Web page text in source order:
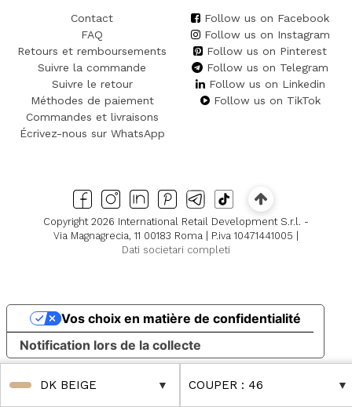
DK BEIGE COUPER : 46
Contact
FAQ
Retours et remboursements
Suivre la commande
Suivre le retour
Méthodes de paiement
Commandes et livraisons
Écrivez-nous sur WhatsApp
Follow us on Facebook
Follow us on Instagram
Follow us on Pinterest
Follow us on Telegram
Follow us on Linkedin
Follow us on TikTok
Copyright 2026 International Retail Development S.r.l. -
Via Magnagrecia, 11 00183 Roma | P.iva 10471441005 |
Dati societari completi
Notification lors de la collecte
Vos choix en matière de confidentialité